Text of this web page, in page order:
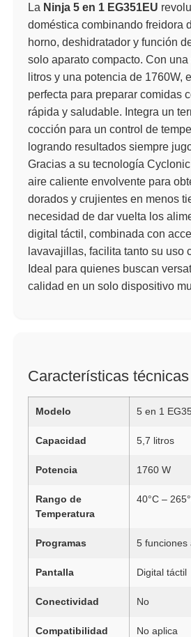
La Ninja 5 en 1 EG351EU
doméstica combinando freidora
horno, deshidratador y función
solo aparato compacto. Con
litros y una potencia de 1760W,
perfecta para preparar comidas
rápida y saludable. Integra un
cocción para un control de
logrando resultados siempre
Gracias a su tecnología
aire caliente envolvente para
dorados y crujientes en menos
necesidad de dar vuelta los
digital táctil, combinada con
lavavajillas, facilita tanto su uso
Ideal para quienes buscan
calidad en un solo dispositivo
Características técnicas
Modelo 5 en 1
Capacidad 5,7 litros
Potencia 1760 W
Rango de
Temperatura
40°C –
Programas 5 funciones
Pantalla Digital táctil
Conectividad No
Compatibilidad No aplica